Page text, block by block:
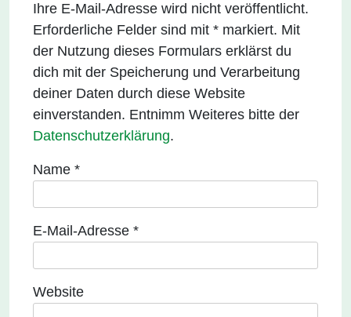
Ihre E-Mail-Adresse wird nicht veröffentlicht.
Erforderliche Felder sind mit * markiert. Mit
der Nutzung dieses Formulars erklärst du
dich mit der Speicherung und Verarbeitung
deiner Daten durch diese Website
einverstanden. Entnimm Weiteres bitte der
Datenschutzerklärung.
Name *
E-Mail-Adresse *
Website